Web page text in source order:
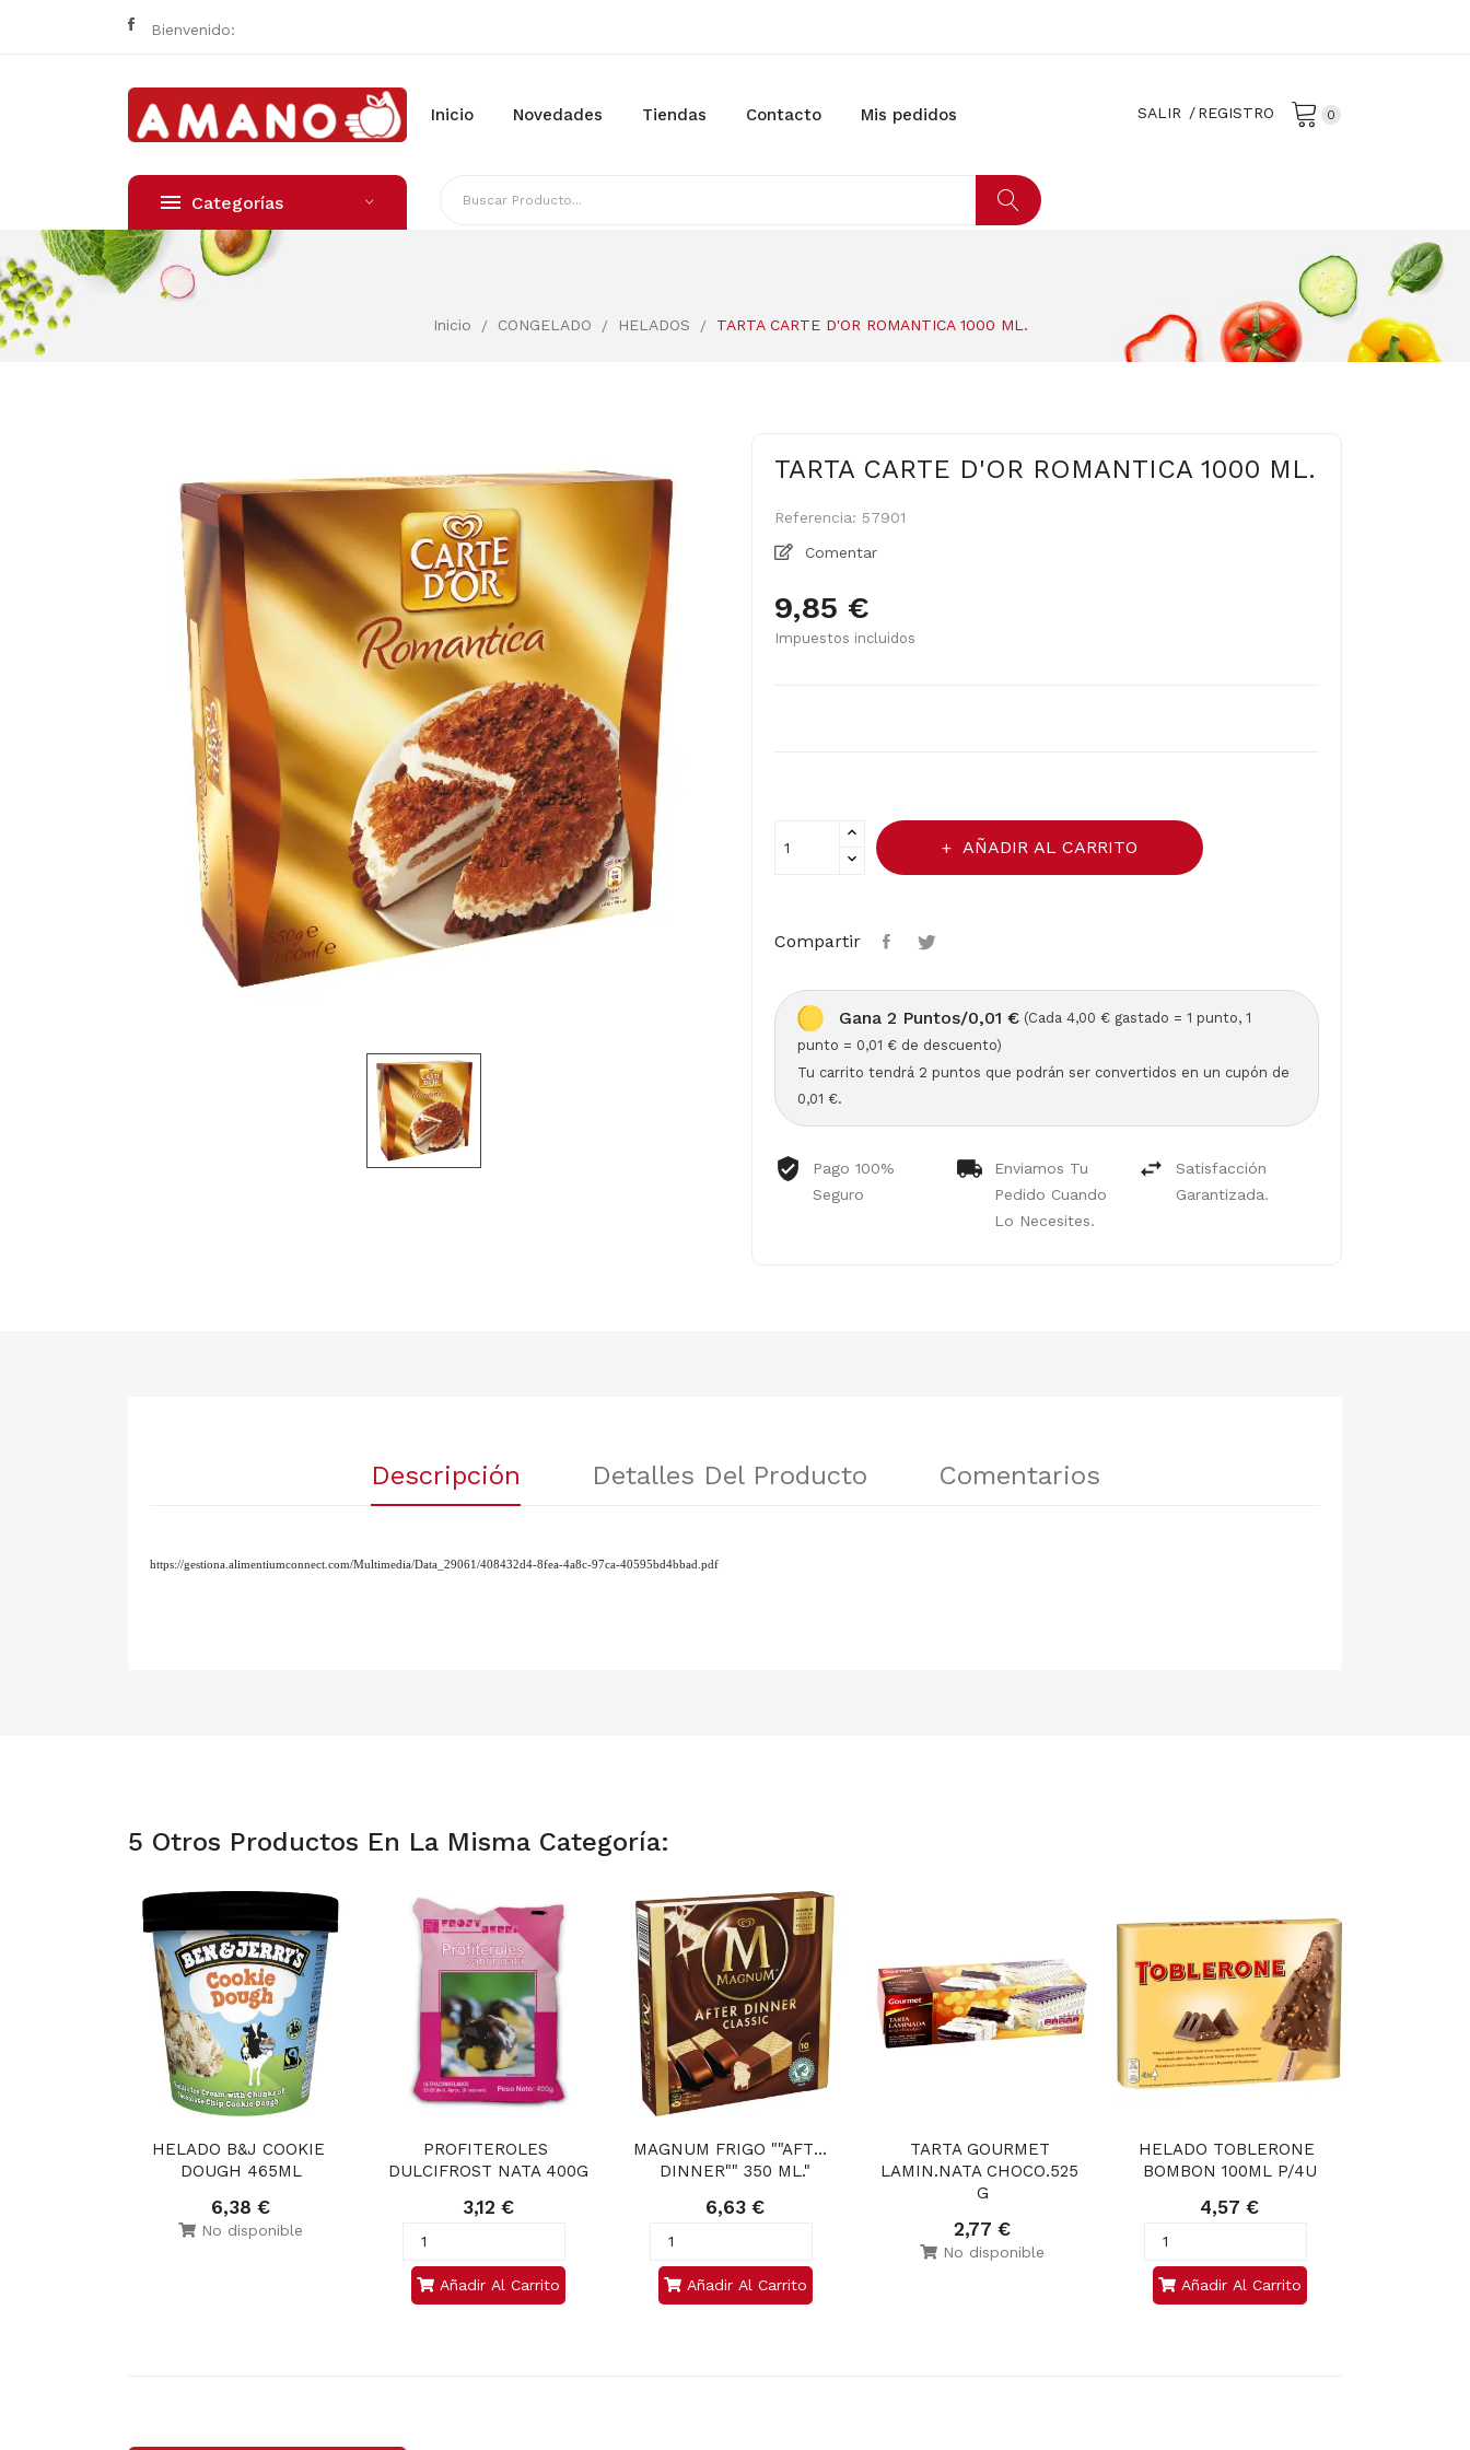
Bienvenido:
Inicio Novedades Tiendas Contacto Mis pedidos 0
SALIR REGISTRO
Categorías
Inicio CONGELADO HELADOS TARTA CARTE D'OR ROMANTICA 1000 ML.
TARTA CARTE D'OR ROMANTICA 1000 ML.
Referencia: 57901
Comentar
9,85 €
Impuestos incluidos
AÑADIR AL CARRITO
Compartir
Gana 2 Puntos/0,01 € (Cada 4,00 € gastado = 1 punto, 1
punto = 0,01 € de descuento)
Tu carrito tendrá 2 puntos que podrán ser convertidos en un cupón de
0,01 €.
Pago 100%
Seguro
Enviamos Tu
Pedido Cuando
Lo Necesites.
Satisfacción
Garantizada.
Descripción Detalles Del Producto Comentarios
https://gestiona.alimentiumconnect.com/Multimedia/Data_29061/408432d4-8fea-4a8c-97ca-40595bd4bbad.pdf
5 Otros Productos En La Misma Categoría:
HELADO B&J COOKIE
DOUGH 465ML
6,38 €
No disponible
PROFITEROLES
DULCIFROST NATA 400G
3,12 €
Añadir Al Carrito
MAGNUM FRIGO ""AFTER
DINNER"" 350 ML."
6,63 €
Añadir Al Carrito
TARTA GOURMET
LAMIN.NATA CHOCO.525
G
2,77 €
No disponible
HELADO TOBLERONE
BOMBON 100ML P/4U
4,57 €
Añadir Al Carrito